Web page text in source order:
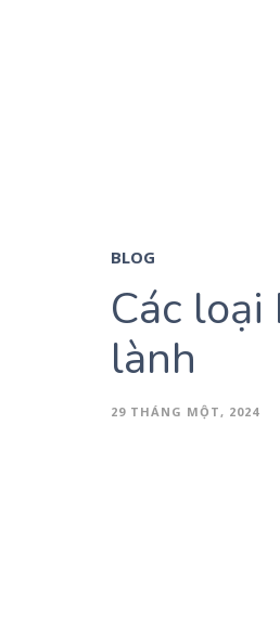
BLOG
Các
lành
29 THÁNG MỘT, 2024